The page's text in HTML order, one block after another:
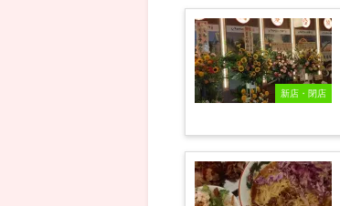
新店・閉店